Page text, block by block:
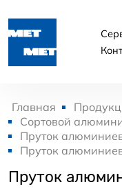
Главная
Сортовой
Пруток
Пруток
Пруток